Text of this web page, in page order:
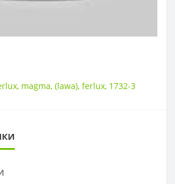
, magma, (lawa), ferlux, 1732-3